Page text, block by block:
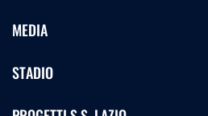
MEDIA
STADIO